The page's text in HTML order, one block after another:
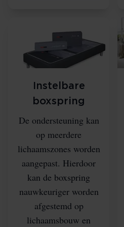
Instelbare
boxspring
De ondersteuning kan
op meerdere
lichaamszones worden
aangepast. Hierdoor
kan de boxspring
nauwkeuriger worden
afgestemd op
lichaamsbouw en